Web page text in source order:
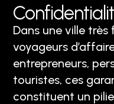
Dans une ville
voyageurs
entrepreneurs,
touristes, ces
constituent un